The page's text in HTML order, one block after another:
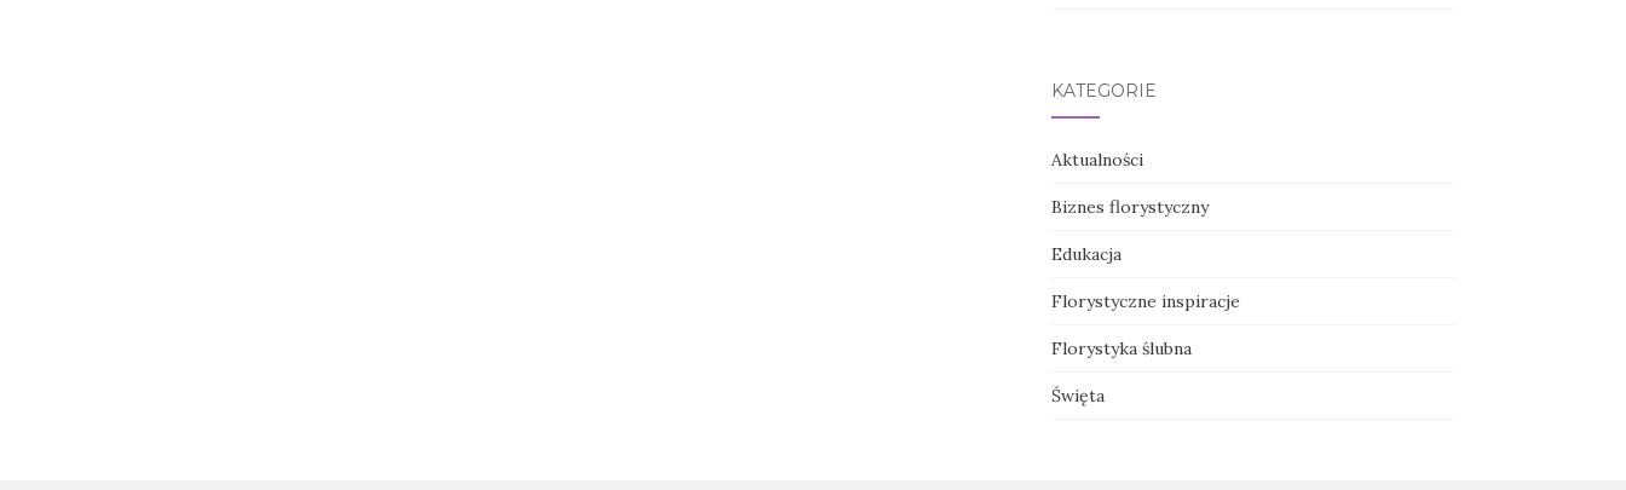
KATEGORIE
Aktualności
Biznes florystyczny
Edukacja
Florystyczne inspiracje
Florystyka ślubna
Święta